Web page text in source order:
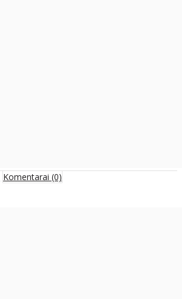
Komentarai (0)